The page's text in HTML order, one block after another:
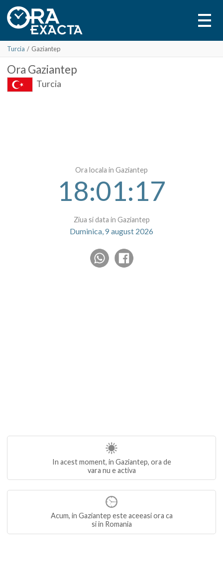
Turcia / Gaziantep
Ora Gaziantep
Turcia
Ora locala in Gaziantep
18:01:17
Ziua si data in Gaziantep
Duminica, 9 august 2026
In acest moment, in Gaziantep, ora de
vara nu e activa
Acum, in Gaziantep este aceeasi ora ca
si in Romania